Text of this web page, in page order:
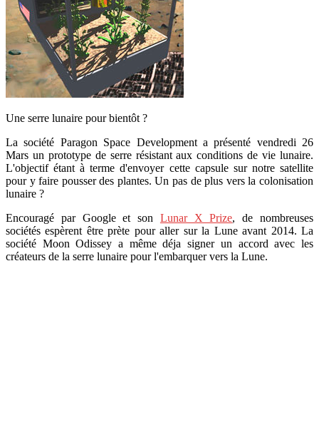
Une serre lunaire pour bientôt ?
La société Paragon Space Development a présenté vendredi 26
Mars un prototype de serre résistant aux conditions de vie lunaire.
L'objectif étant à terme d'envoyer cette capsule sur notre satellite
pour y faire pousser des plantes. Un pas de plus vers la colonisation
lunaire ?
Encouragé par Google et son Lunar X Prize, de nombreuses
sociétés espèrent être prète pour aller sur la Lune avant 2014. La
société Moon Odissey a même déja signer un accord avec les
créateurs de la serre lunaire pour l'embarquer vers la Lune.